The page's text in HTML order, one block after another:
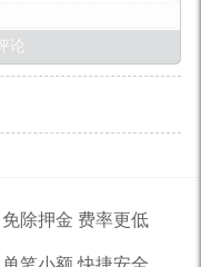
免除押金 费率更低